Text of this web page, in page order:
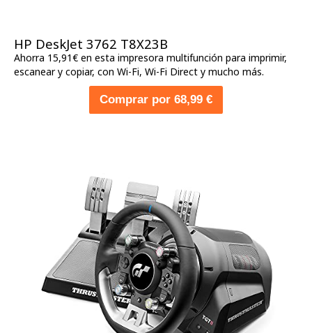
HP DeskJet 3762 T8X23B
Ahorra 15,91€ en esta impresora multifunción para imprimir,
escanear y copiar, con Wi-Fi, Wi-Fi Direct y mucho más.
Comprar por 68,99 €